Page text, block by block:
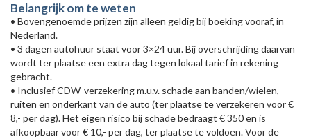
Belangrijk om te weten
• Bovengenoemde prijzen zijn alleen geldig bij boeking vooraf, in
Nederland.
• 3 dagen autohuur staat voor 3×24 uur. Bij overschrijding daarvan
wordt ter plaatse een extra dag tegen lokaal tarief in rekening
gebracht.
• Inclusief CDW-verzekering m.u.v. schade aan banden/wielen,
ruiten en onderkant van de auto (ter plaatse te verzekeren voor €
8,- per dag). Het eigen risico bij schade bedraagt € 350 en is
afkoopbaar voor € 10,- per dag, ter plaatse te voldoen. Voor de